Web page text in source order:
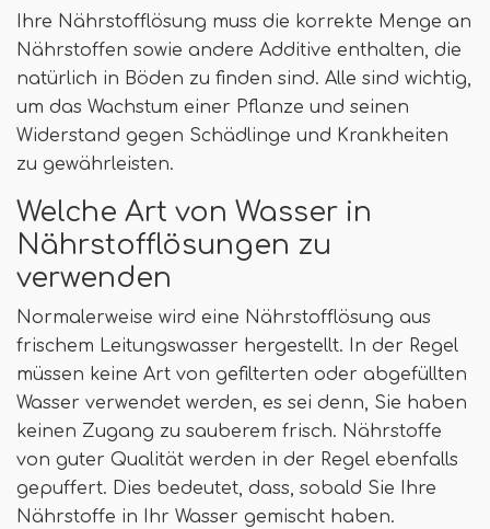
Ihre Nährstofflösung muss die korrekte Menge an
Nährstoffen sowie andere Additive enthalten, die
natürlich in Böden zu finden sind. Alle sind wichtig,
um das Wachstum einer Pflanze und seinen
Widerstand gegen Schädlinge und Krankheiten
zu gewährleisten.
Welche Art von Wasser in
Nährstofflösungen zu
verwenden
Normalerweise wird eine Nährstofflösung aus
frischem Leitungswasser hergestellt. In der Regel
müssen keine Art von gefilterten oder abgefüllten
Wasser verwendet werden, es sei denn, Sie haben
keinen Zugang zu sauberem frisch. Nährstoffe
von guter Qualität werden in der Regel ebenfalls
gepuffert. Dies bedeutet, dass, sobald Sie Ihre
Nährstoffe in Ihr Wasser gemischt haben.